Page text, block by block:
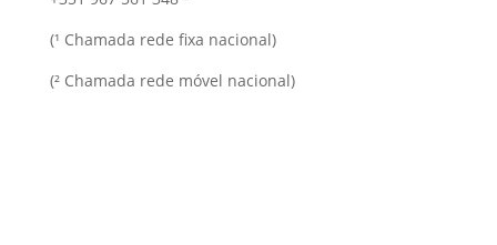
(¹ Chamada rede fixa nacional)
(² Chamada rede móvel nacional)